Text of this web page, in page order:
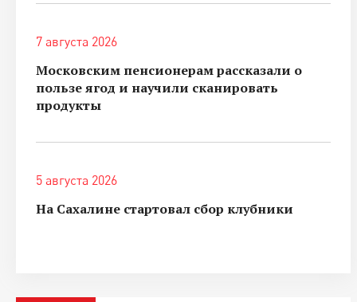
7 августа 2026
Московским пенсионерам рассказали о
пользе ягод и научили сканировать
продукты
5 августа 2026
На Сахалине стартовал сбор клубники